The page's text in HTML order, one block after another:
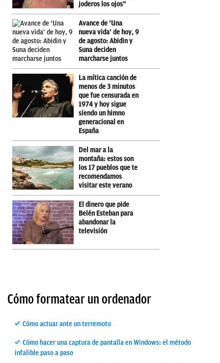
joderos los ojos”
Avance de ‘Una
nueva vida’ de hoy, 9
de agosto: Abidin y
Suna deciden
marcharse juntos
La mítica canción de
menos de 3 minutos
que fue censurada en
1974 y hoy sigue
siendo un himno
generacional en
España
Del mar a la
montaña: estos son
los 17 pueblos que te
recomendamos
visitar este verano
El dinero que pide
Belén Esteban para
abandonar la
televisión
Cómo formatear un ordenador
Cómo actuar ante un terremoto
Cómo hacer una captura de pantalla en Windows: el método
infalible paso a paso